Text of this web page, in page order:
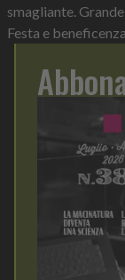
smagliante.
Festa e